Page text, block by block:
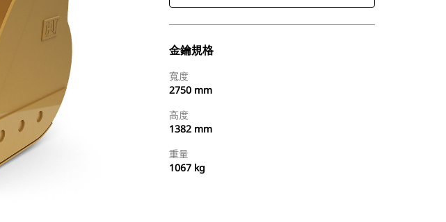
金鑰規格
寬度
2750 mm
高度
1382 mm
重量
1067 kg